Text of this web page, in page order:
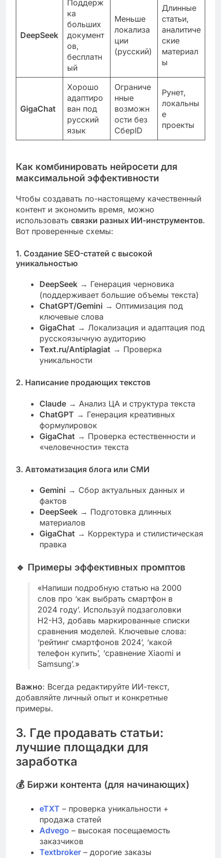
DeepSeek
Поддерж
ка
больших
документ
ов,
бесплатн
ый
Меньше
локализа
ции
(русский)
Длинные
статьи,
аналитиче
ские
материал
ы
GigaChat
Хорошо
адаптиро
ван под
русский
язык
Ограниче
нные
возможн
ости без
СберID
Рунет,
локальны
е
проекты
Как комбинировать нейросети для
максимальной эффективности
Чтобы создавать по-настоящему качественный
контент и экономить время, можно
использовать связки разных ИИ-инструментов.
Вот проверенные схемы:
1. Создание SEO-статей с высокой
уникальностью
DeepSeek → Генерация черновика
(поддерживает большие объемы текста)
ChatGPT/Gemini → Оптимизация под
ключевые слова
GigaChat → Локализация и адаптация под
русскоязычную аудиторию
Text.ru/Antiplagiat → Проверка
уникальности
2. Написание продающих текстов
Claude → Анализ ЦА и структура текста
ChatGPT → Генерация креативных
формулировок
GigaChat → Проверка естественности и
«человечности» текста
3. Автоматизация блога или СМИ
Gemini → Сбор актуальных данных и
фактов
DeepSeek → Подготовка длинных
материалов
GigaChat → Корректура и стилистическая
правка
🔹 Примеры эффективных промптов
«Напиши подробную статью на 2000
слов про ‘как выбрать смартфон в
2024 году’. Используй подзаголовки
H2-H3, добавь маркированные списки
сравнения моделей. Ключевые слова:
‘рейтинг смартфонов 2024’, ‘какой
телефон купить’, ‘сравнение Xiaomi и
Samsung’.»
Важно: Всегда редактируйте ИИ-текст,
добавляйте личный опыт и конкретные
примеры.
3. Где продавать статьи:
лучшие площадки для
заработка
💰 Биржи контента (для начинающих)
eTXT – проверка уникальности +
продажа статей
Advego – высокая посещаемость
заказчиков
Textbroker – дорогие заказы